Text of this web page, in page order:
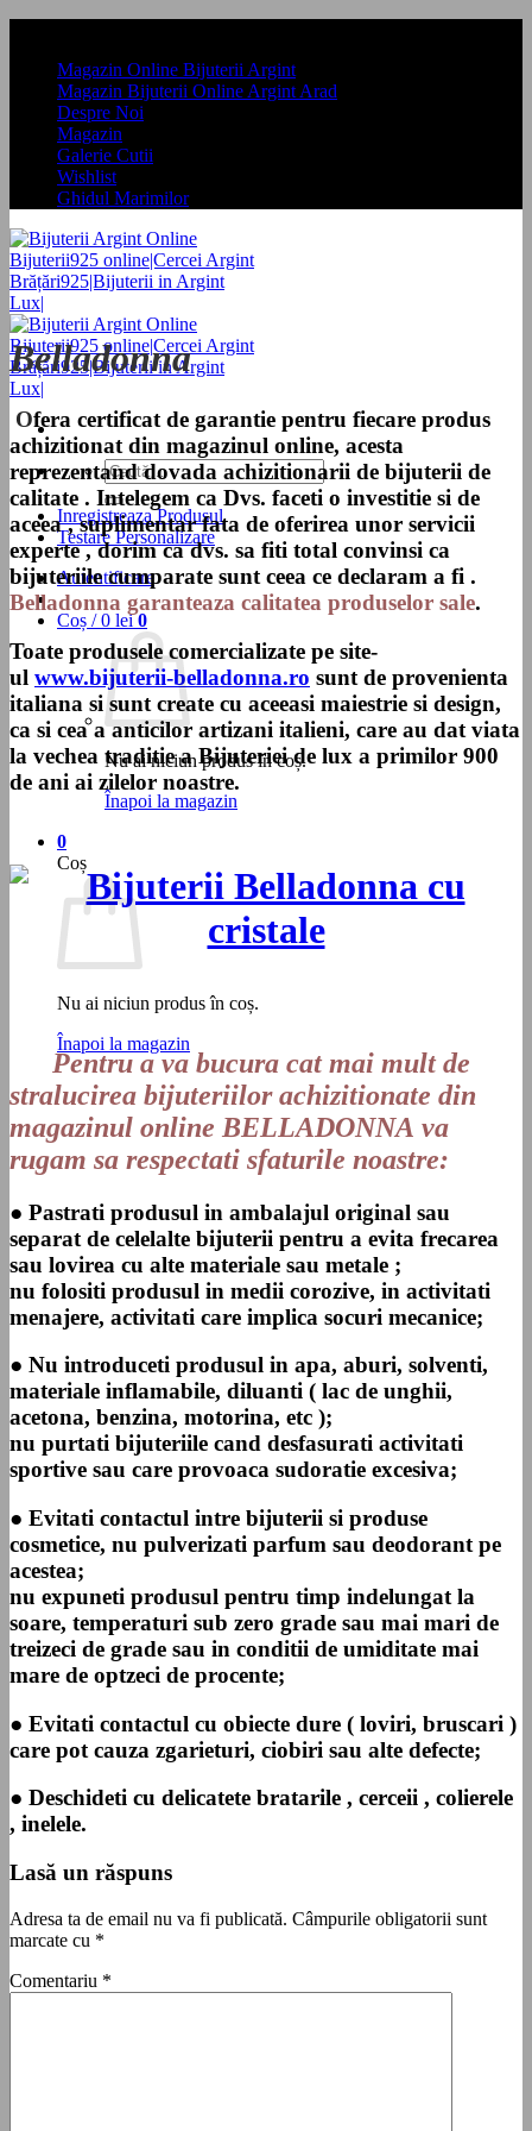
contentMagazin Online Bijuterii Argint
Magazin Bijuterii Online Argint Arad
Despre Noi
Magazin
Galerie Cutii
Wishlist
Ghidul Marimilor
Caută
după:
Inregistreaza Produsul
Testare Personalizare
Autentificare
Coș /0 lei 0
Nu ai niciun produs în coș.
Înapoi la magazin
0
Coș
Nu ai niciun produs în coș.
Înapoi la magazin
Belladonna
Ofera certificat de garantie pentru fiecare produs
achizitionat din magazinul online, acesta
reprezentand dovada achizitionarii de bijuterii de
calitate . Intelegem ca Dvs. faceti o investitie si de
aceea , suplimentar fata de oferirea unor servicii
experte , dorim ca dvs. sa fiti total convinsi ca
bijuteriile cumparate sunt ceea ce declaram a fi .
Belladonna garanteaza calitatea produselor sale.
Toate produsele comercializate pe site-
ul www.bijuterii-belladonna.ro sunt de provenienta
italiana si sunt create cu aceeasi maiestrie si design,
ca si cea a anticilor artizani italieni, care au dat viata
la vechea traditie a Bijuteriei de lux a primilor 900
de ani ai zilelor noastre.
Pentru a va bucura cat mai mult de
stralucirea bijuteriilor achizitionate din
magazinul online BELLADONNA va
rugam sa respectati sfaturile noastre:
● Pastrati produsul in ambalajul original sau
separat de celelalte bijuterii pentru a evita frecarea
sau lovirea cu alte materiale sau metale ;
nu folositi produsul in medii corozive, in activitati
menajere, activitati care implica socuri mecanice;
● Nu introduceti produsul in apa, aburi, solventi,
materiale inflamabile, diluanti ( lac de unghii,
acetona, benzina, motorina, etc );
nu purtati bijuteriile cand desfasurati activitati
sportive sau care provoaca sudoratie excesiva;
● Evitati contactul intre bijuterii si produse
cosmetice, nu pulverizati parfum sau deodorant pe
acestea;
nu expuneti produsul pentru timp indelungat la
soare, temperaturi sub zero grade sau mai mari de
treizeci de grade sau in conditii de umiditate mai
mare de optzeci de procente;
● Evitati contactul cu obiecte dure ( loviri, bruscari )
care pot cauza zgarieturi, ciobiri sau alte defecte;
● Deschideti cu delicatete bratarile , cerceii , colierele
, inelele.
Lasă un răspuns
Adresa ta de email nu va fi publicată. Câmpurile obligatorii sunt
marcate cu *
Comentariu *